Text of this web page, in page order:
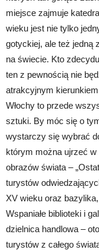
miejsce zajmuje
wieku jest nie tylko
gotyckiej, ale też jedną
na świecie. Kto
ten z pewnością nie
atrakcyjnym
Włochy to przede
sztuki. By móc się o
wystarczy się wybrać
którym można ujrzeć w
obrazów świata –
turystów
XV wieku oraz
Wspaniałe biblioteki i
dzielnica handlowa –
turystów z całego